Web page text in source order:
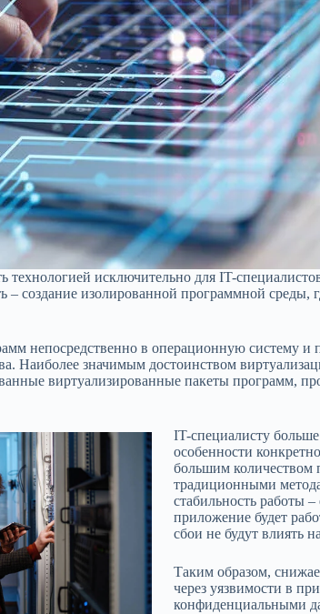
исключительно для IT-
– создание изолированной программной
непосредственно в операционную
Наиболее значимым достоинством
виртуализированные пакеты программ,
IT-специалисту
особенности
большим количеством
традиционными
стабильность работы
приложение будет
сбои не будут влиять
Таким образом,
через уязвимости в
конфиденциальными